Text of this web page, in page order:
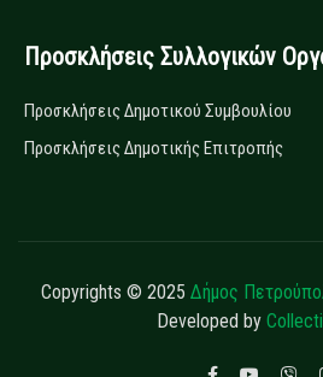
Προσκλήσεις Συλλογικών
Προσκλήσεις Δημοτικού Συμβουλίου
Προσκλήσεις Δημοτικής Επιτροπής
Copyrights © 2025 Δήμος
Developed by